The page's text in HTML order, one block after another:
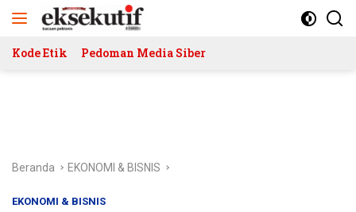
Kode Etik Pedoman Media Siber
Beranda EKONOMI & BISNIS
EKONOMI & BISNIS